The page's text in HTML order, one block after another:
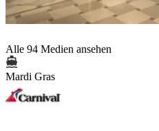
Alle 94 Medien ansehen
Mardi Gras